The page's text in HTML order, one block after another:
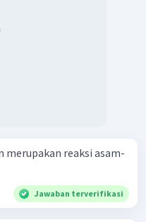
merupakan reaksi asam-
Jawaban terverifikasi